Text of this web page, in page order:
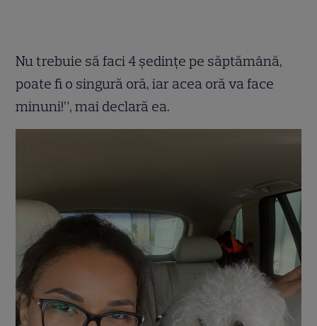
Nu trebuie să faci 4 ședințe pe săptămână,
poate fi o singură oră, iar acea oră va face
minuni!”, mai declară ea.